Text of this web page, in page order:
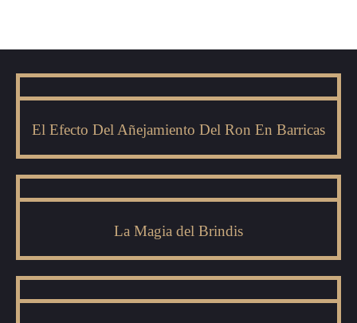
El Efecto Del Añejamiento Del Ron En Barricas
La Magia del Brindis